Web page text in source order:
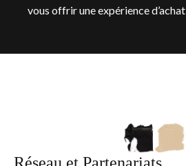
vous offrir une expérience d’achat